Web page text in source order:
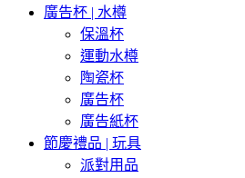
廣告杯 | 水樽
保溫杯
運動水樽
陶瓷杯
廣告杯
廣告紙杯
節慶禮品 | 玩具
派對用品